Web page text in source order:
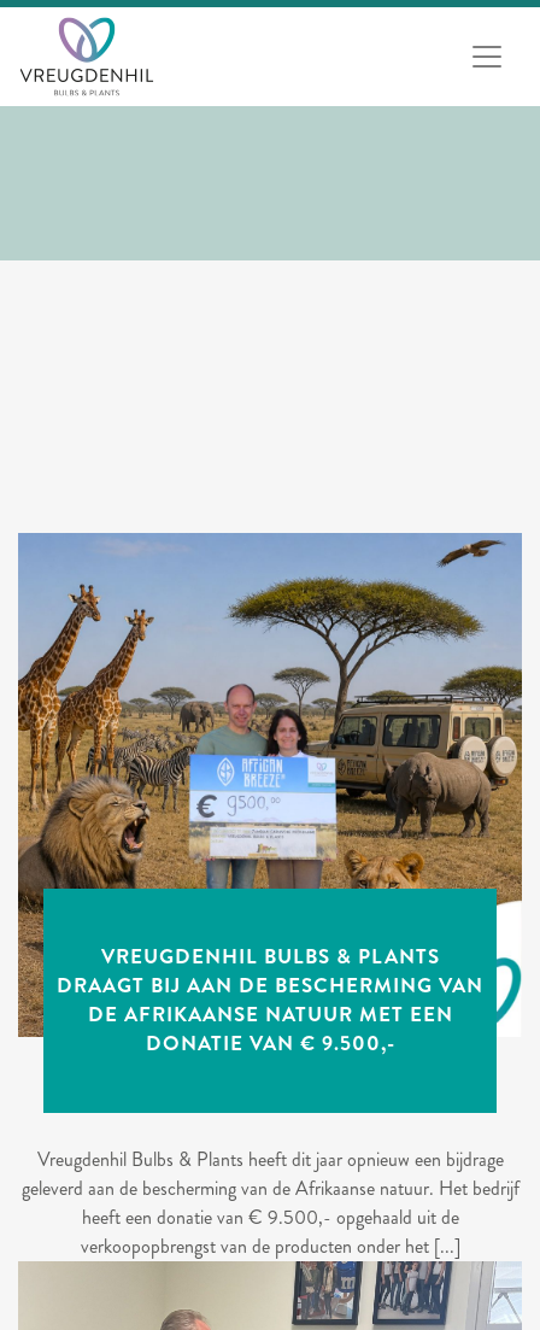
VREUGDENHIL BULBS & PLANTS
DRAAGT BIJ AAN DE BESCHERMING VAN
DE AFRIKAANSE NATUUR MET EEN
DONATIE VAN € 9.500,-
Vreugdenhil Bulbs & Plants heeft dit jaar opnieuw een bijdrage
geleverd aan de bescherming van de Afrikaanse natuur. Het bedrijf
heeft een donatie van € 9.500,- opgehaald uit de
verkoopopbrengst van de producten onder het [...]